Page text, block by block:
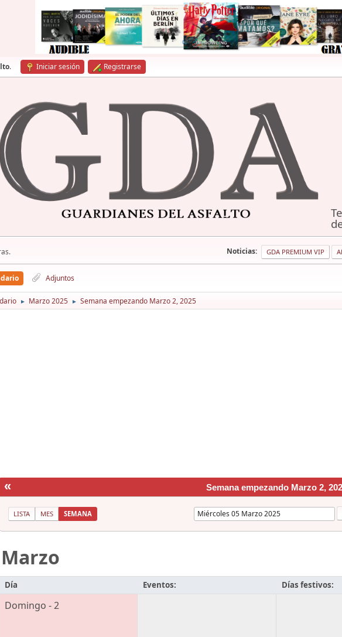
. Iniciar sesión Registrarse
Noticias: GDA PREMIUM VIP
Adjuntos
► Marzo 2025 ► Semana empezando Marzo 2, 2025
« Semana empezando Marzo 2,
LISTA MES SEMANA
Marzo
Día Eventos: Días festivos:
Domingo - 2